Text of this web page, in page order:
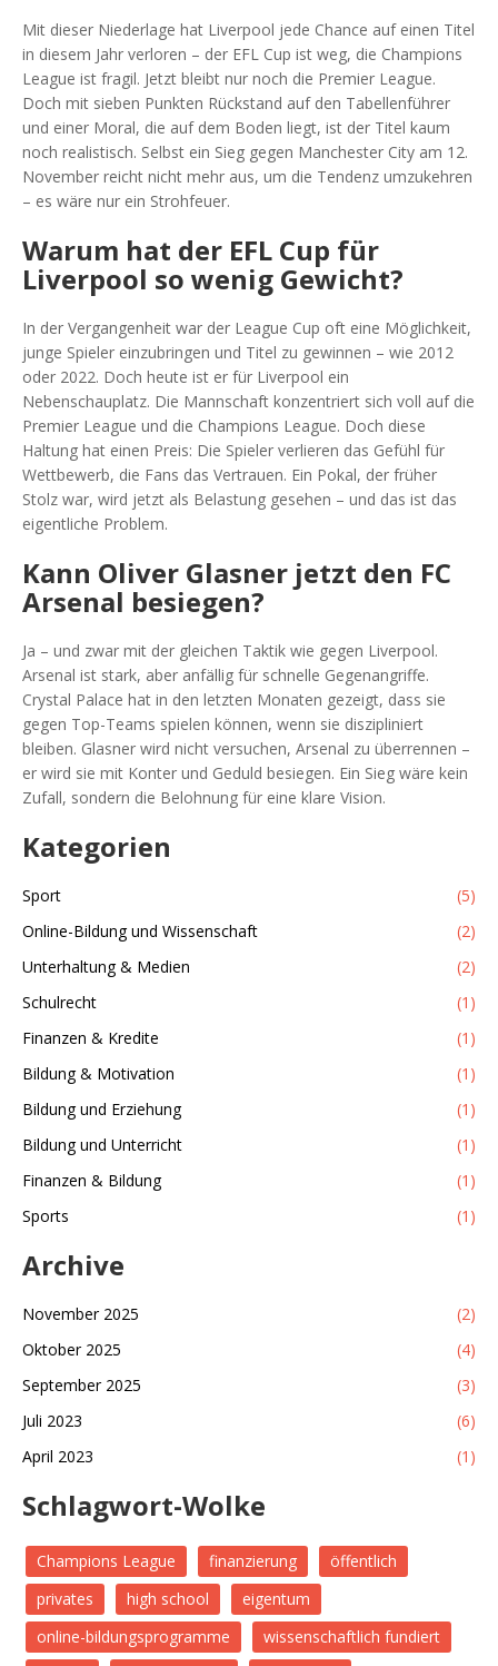
Mit dieser Niederlage hat Liverpool jede Chance auf einen Titel
in diesem Jahr verloren – der EFL Cup ist weg, die Champions
League ist fragil. Jetzt bleibt nur noch die Premier League.
Doch mit sieben Punkten Rückstand auf den Tabellenführer
und einer Moral, die auf dem Boden liegt, ist der Titel kaum
noch realistisch. Selbst ein Sieg gegen Manchester City am 12.
November reicht nicht mehr aus, um die Tendenz umzukehren
– es wäre nur ein Strohfeuer.
Warum hat der EFL Cup für
Liverpool so wenig Gewicht?
In der Vergangenheit war der League Cup oft eine Möglichkeit,
junge Spieler einzubringen und Titel zu gewinnen – wie 2012
oder 2022. Doch heute ist er für Liverpool ein
Nebenschauplatz. Die Mannschaft konzentriert sich voll auf die
Premier League und die Champions League. Doch diese
Haltung hat einen Preis: Die Spieler verlieren das Gefühl für
Wettbewerb, die Fans das Vertrauen. Ein Pokal, der früher
Stolz war, wird jetzt als Belastung gesehen – und das ist das
eigentliche Problem.
Kann Oliver Glasner jetzt den FC
Arsenal besiegen?
Ja – und zwar mit der gleichen Taktik wie gegen Liverpool.
Arsenal ist stark, aber anfällig für schnelle Gegenangriffe.
Crystal Palace hat in den letzten Monaten gezeigt, dass sie
gegen Top-Teams spielen können, wenn sie diszipliniert
bleiben. Glasner wird nicht versuchen, Arsenal zu überrennen –
er wird sie mit Konter und Geduld besiegen. Ein Sieg wäre kein
Zufall, sondern die Belohnung für eine klare Vision.
Kategorien
Sport
(5)
Online-Bildung und Wissenschaft
(2)
Unterhaltung & Medien
(2)
Schulrecht
(1)
Finanzen & Kredite
(1)
Bildung & Motivation
(1)
Bildung und Erziehung
(1)
Bildung und Unterricht
(1)
Finanzen & Bildung
(1)
Sports
(1)
Archive
November 2025
(2)
Oktober 2025
(4)
September 2025
(3)
Juli 2023
(6)
April 2023
(1)
Schlagwort-Wolke
Champions League finanzierung
öffentlich
privates
high school
eigentum
online-bildungsprogramme
wissenschaftlich fundiert